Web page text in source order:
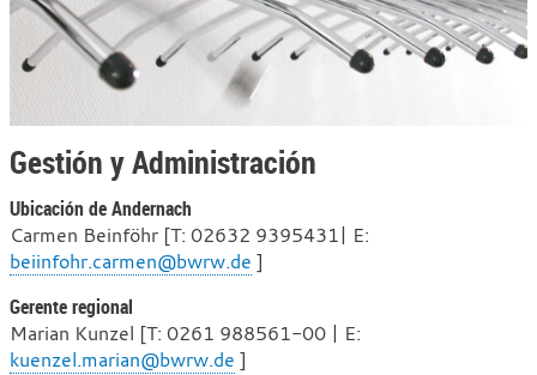
Gestión y Administración
Ubicación de Andernach
Carmen Beinföhr [T: 02632 9395431| E:
beiinfohr.carmen@bwrw.de ]
Gerente regional
Marian Kunzel [T: 0261 988561-00 | E:
kuenzel.marian@bwrw.de ]